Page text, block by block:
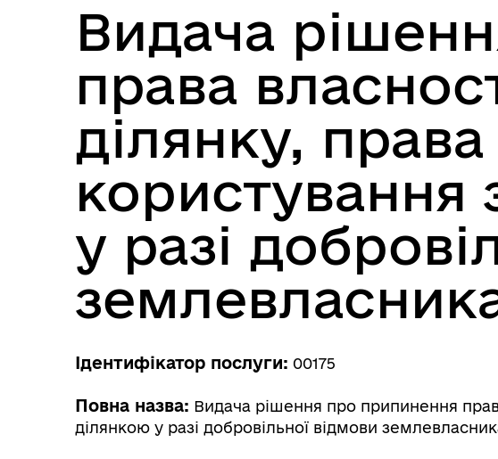
громади
Видача
права
ділянку,
у разі
Ідентифікатор послуги: 00175
Повна назва: Видача рішення про припинення
ділянкою у разі добровільної відмови